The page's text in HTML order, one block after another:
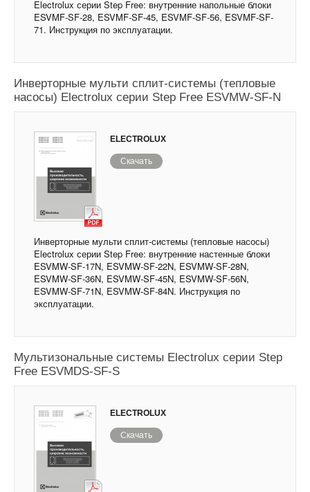
Electrolux серии Step Free: внутренние напольные блоки
ESVMF-SF-28, ESVMF-SF-45, ESVMF-SF-56, ESVMF-SF-
71. Инструкция по эксплуатации.
Инверторные мульти сплит-системы (тепловые
насосы) Electrolux серии Step Free ESVMW-SF-N
ELECTROLUX
Скачать
Инверторные мульти сплит-системы (тепловые насосы)
Electrolux серии Step Free: внутренние настенные блоки
ESVMW-SF-17N, ESVMW-SF-22N, ESVMW-SF-28N,
ESVMW-SF-36N, ESVMW-SF-45N, ESVMW-SF-56N,
ESVMW-SF-71N, ESVMW-SF-84N. Инструкция по
эксплуатации.
Мультизональные системы Electrolux серии Step
Free ESVMDS-SF-S
ELECTROLUX
Скачать